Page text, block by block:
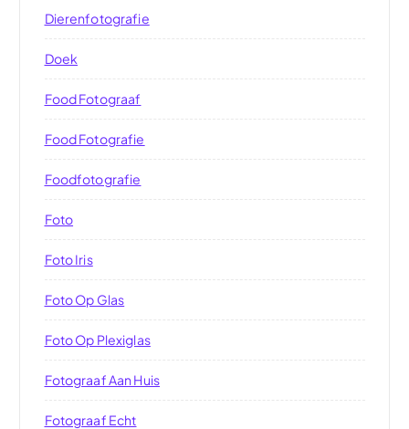
Dierenfotografie
Doek
Food Fotograaf
Food Fotografie
Foodfotografie
Foto
Foto Iris
Foto Op Glas
Foto Op Plexiglas
Fotograaf Aan Huis
Fotograaf Echt